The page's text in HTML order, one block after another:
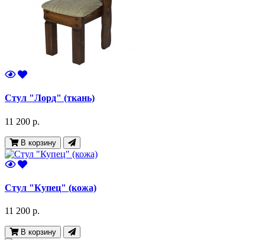
Стул "Лорд" (ткань)
11 200 р.
В корзину
Стул "Купец" (кожа)
11 200 р.
В корзину